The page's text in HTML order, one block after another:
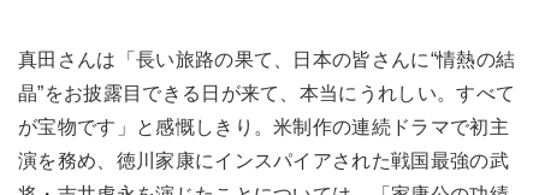
真田さんは「長い旅路の果て、日本の皆さんに“情熱の結
晶”をお披露目できる日が来て、本当にうれしい。すべて
が宝物です」と感慨しきり。米制作の連続ドラマで初主
演を務め、徳川家康にインスパイアされた戦国最強の武